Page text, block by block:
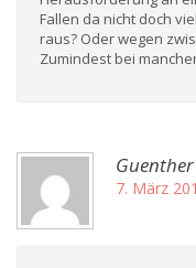
Fallen da nicht doch
raus? Oder wegen
Zumindest bei
7. März